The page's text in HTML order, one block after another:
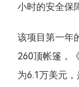
小时的安全保
该项目第一年
260顶帐篷，
为6.1万美元，